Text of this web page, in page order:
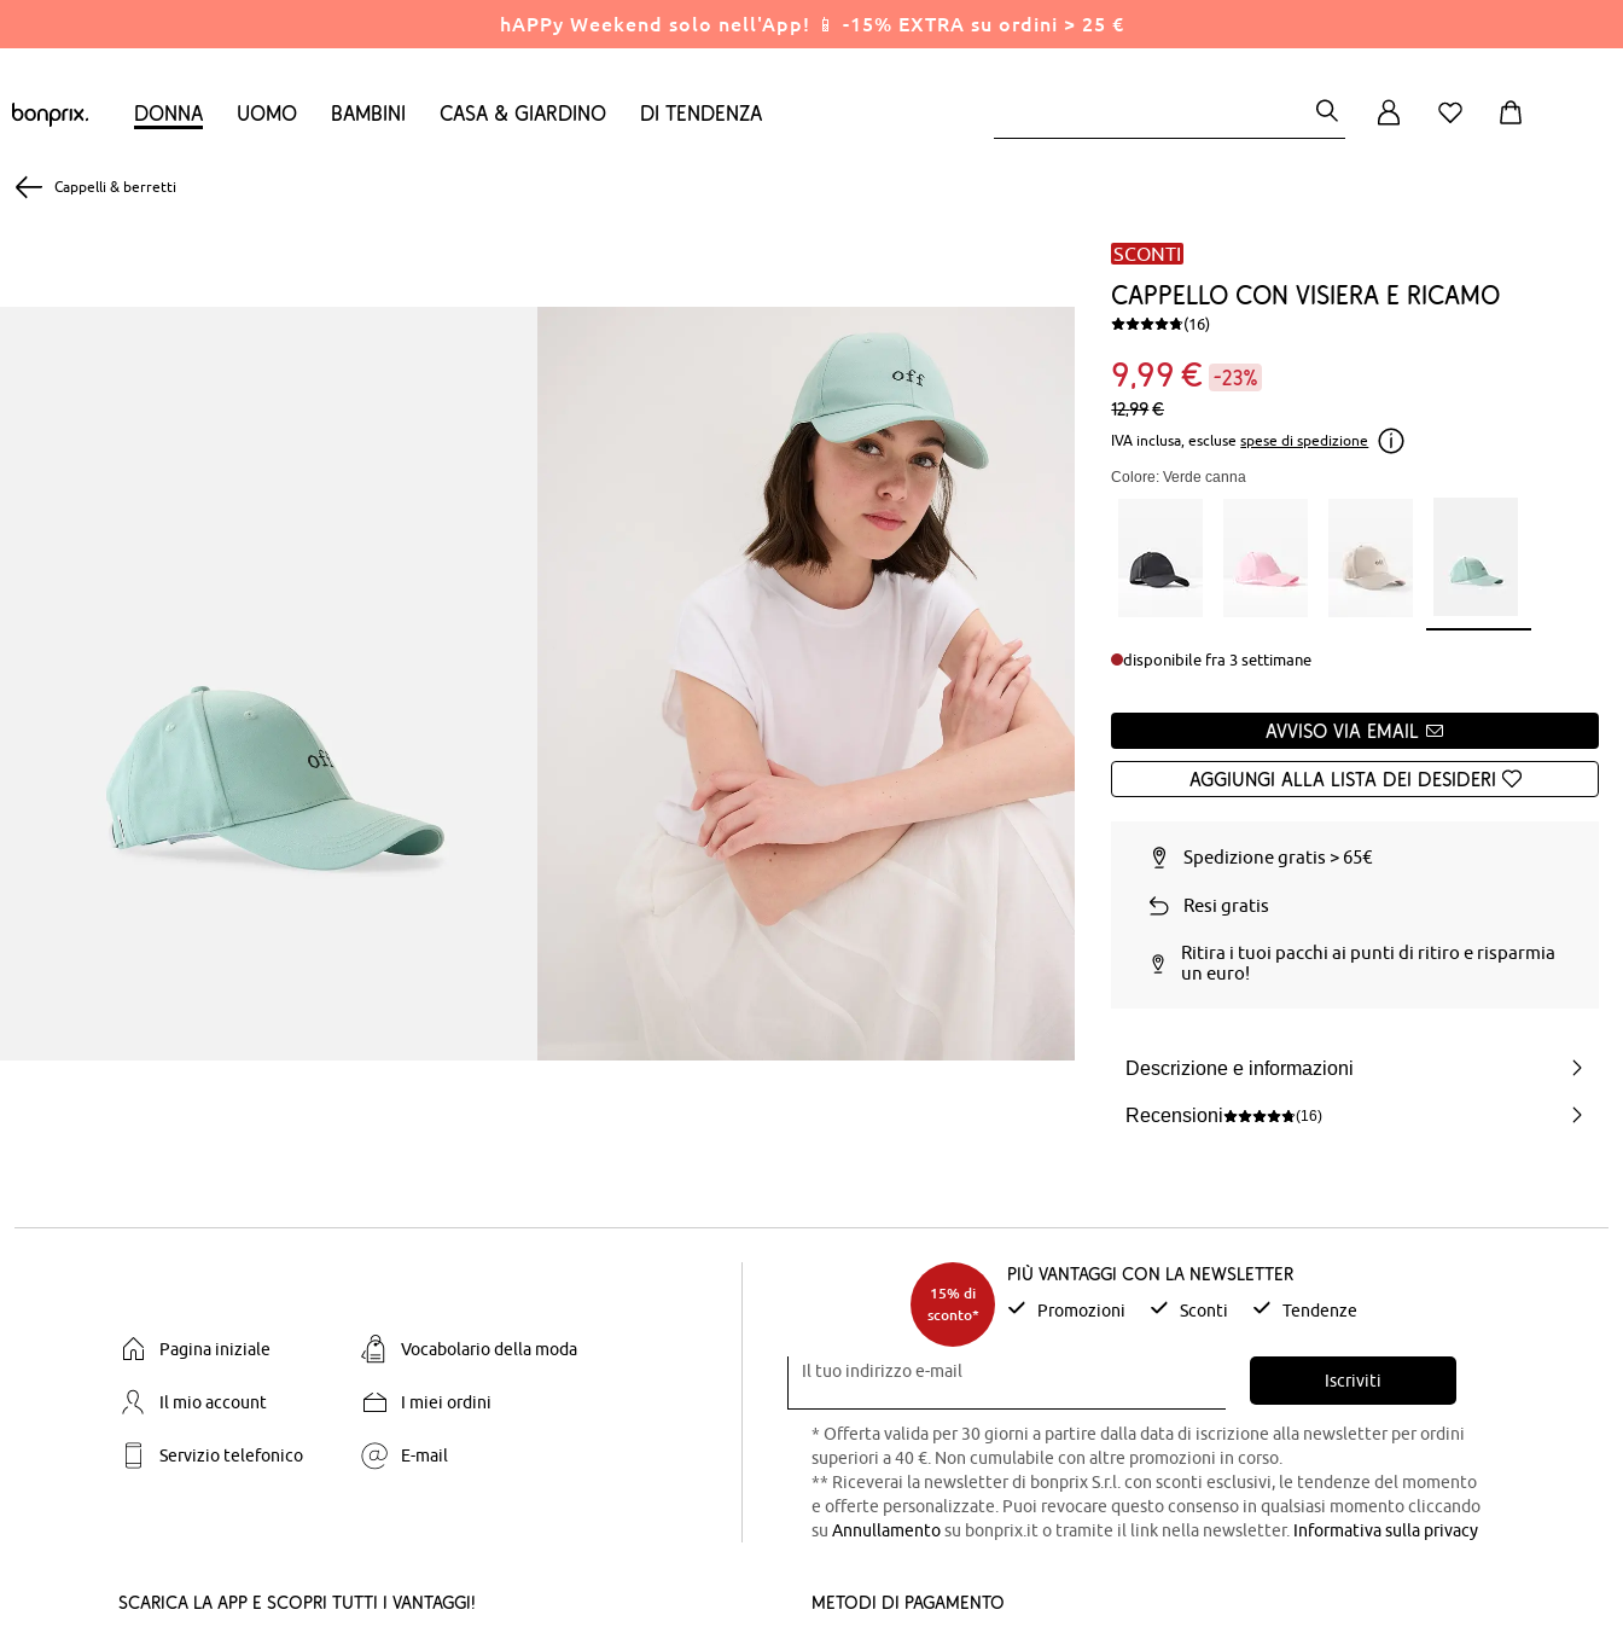
hAPPy Weekend solo nell'App! 📱 -15% EXTRA su ordini > 25 €
Donna Uomo Bambini Casa & Giardino Di tendenza
Cappelli & berretti
SCONTI
Cappello con visiera e ricamo
(16)
9 99 € -23%
12,99€
IVA inclusa, escluse spese di spedizione
Colore: Verde canna
disponibile fra 3 settimane
Avviso via email
Aggiungi alla Lista dei desideri
Spedizione gratis > 65€
Resi gratis
Ritira i tuoi pacchi ai punti di ritiro e risparmia
un euro!
Descrizione e informazioni
Recensioni (16)
Pagina iniziale Vocabolario della moda
Il mio account I miei ordini
Servizio telefonico E-mail
15% di
sconto*
Più vantaggi con la newsletter
Promozioni Sconti Tendenze
Il tuo indirizzo e-mail Iscriviti
* Offerta valida per 30 giorni a partire dalla data di iscrizione alla newsletter per ordini
superiori a 40 €. Non cumulabile con altre promozioni in corso.
** Riceverai la newsletter di bonprix S.r.l. con sconti esclusivi, le tendenze del momento
e offerte personalizzate. Puoi revocare questo consenso in qualsiasi momento cliccando
su Annullamentosu bonprix.it o tramite il link nella newsletter. Informativa sulla privacy
Scarica la App e scopri tutti i vantaggi! Metodi di pagamento